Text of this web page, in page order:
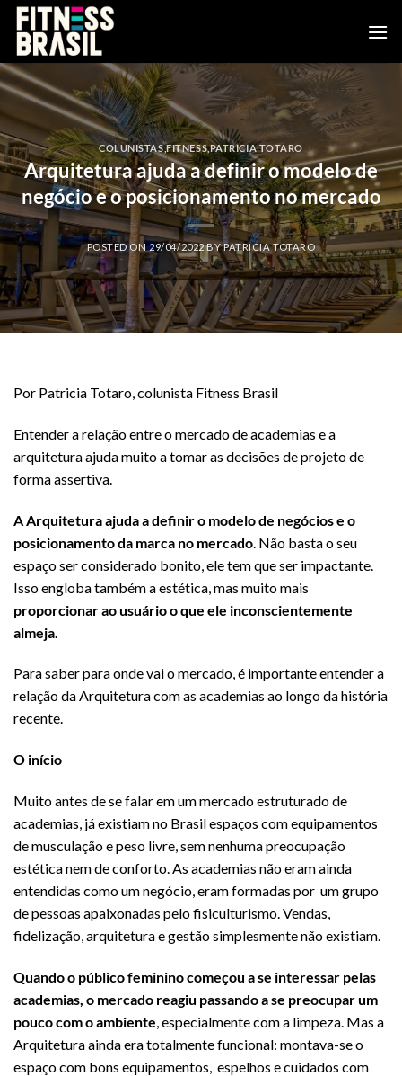
Skip
content
COLUNISTAS,FITNESS,PATRICIA TOTARO
Arquitetura ajuda a definir o modelo de
negócio e o posicionamento no mercado
POSTED ON29/04/2022BYPATRICIA TOTARO
Por Patricia Totaro, colunista Fitness Brasil
Entender a relação entre o mercado de academias e a
arquitetura ajuda muito a tomar as decisões de projeto de
forma assertiva.
A Arquitetura ajuda a definir o modelo de negócios e o
posicionamento da marca no mercado . Não basta o seu
espaço ser considerado bonito, ele tem que ser impactante.
Isso engloba também a estética, mas muito mais
proporcionar ao usuário o que ele inconscientemente
almeja.
Para saber para onde vai o mercado, é importante entender a
relação da Arquitetura com as academias ao longo da história
recente.
O início
Muito antes de se falar em um mercado estruturado de
academias, já existiam no Brasil espaços com equipamentos
de musculação e peso livre, sem nenhuma preocupação
estética nem de conforto. As academias não eram ainda
entendidas como um negócio, eram formadas por um grupo
de pessoas apaixonadas pelo fisiculturismo. Vendas,
fidelização, arquitetura e gestão simplesmente não existiam.
Quando o público feminino começou a se interessar pelas
academias, o mercado reagiu passando a se preocupar um
pouco com o ambiente , especialmente com a limpeza. Mas a
Arquitetura ainda era totalmente funcional: montava-se o
espaço com bons equipamentos, espelhos e cuidados com